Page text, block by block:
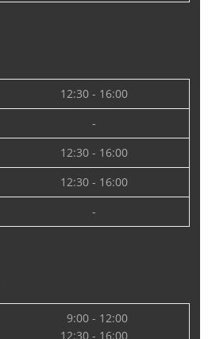
12:30 - 16:00
-
12:30 - 16:00
12:30 - 16:00
-
9:00 - 12:00
12:30 - 16:00